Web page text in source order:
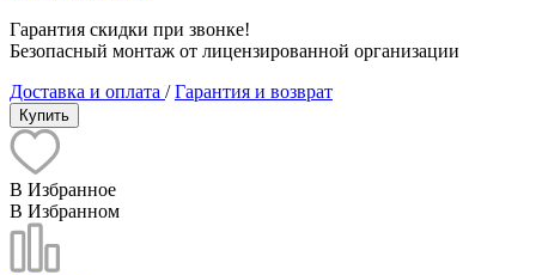
Гарантия скидки при звонке!
Безопасный монтаж от лицензированной организации
Доставка и оплата /Гарантия и возврат
Купить
В Избранное
В Избранном